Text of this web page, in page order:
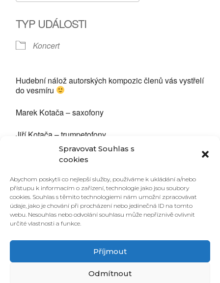
Spravovat Souhlas s
cookies
Abychom poskytli co nejlepší služby, používáme k ukládání a/nebo
přístupu k informacím o zařízení, technologie jako jsou soubory
cookies. Souhlas s těmito technologiemi nám umožní zpracovávat
údaje, jako je chování při procházení nebo jedinečná ID na tomto
webu. Nesouhlas nebo odvolání souhlasu může nepříznivě ovlivnit
určité vlastnosti a funkce.
Příjmout
Odmítnout
TYP UDÁLOSTI
Koncert
Hudební nálož autorských kompozic členů vás vystřelí
do vesmíru
Marek Kotača – saxofony
Jiří Kotača – trumpetofony
Martin Konvička – piáno
Peter Korman – kontrabas
Kristián Kuruc – bicí
Vstupné dobrovolné, Místenka 100 Kč